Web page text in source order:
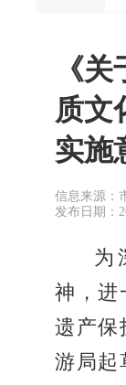
《
质文
实施
信息来源：
发布日期：
为
神，进
遗产保
游局起